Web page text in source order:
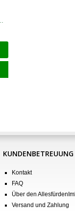
KUNDENBETREUUNG
Kontakt
FAQ
Über den
Versand und Zahlung